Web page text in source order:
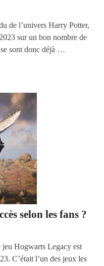
de l’univers Harry Potter,
sur un bon nombre de
sont donc déjà …
selon les fans ?
jeu Hogwarts Legacy est
C’était l’un des jeux les